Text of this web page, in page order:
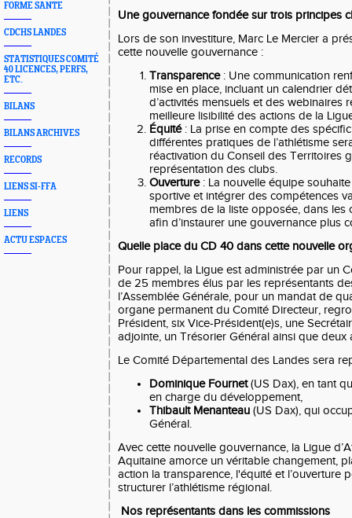
FORME SANTE
CDCHS LANDES
STATISTIQUES COMITÉ
40 LICENCES, PERFS,
ETC.
BILANS
BILANS ARCHIVES
RECORDS
LIENS SI-FFA
LIENS
ACTU ESPACES
Une gouvernance fondée sur trois principes
Lors de son investiture, Marc Le Mercier a
cette nouvelle gouvernance :
Transparence: Une communication
mise en place, incluant un calendrier
d’activités mensuels et des webinaires
meilleure lisibilité des actions de la
Équité: La prise en compte des
différentes pratiques de l’athlétisme
réactivation du Conseil des Territoires
représentation des clubs.
Ouverture: La nouvelle équipe
sportive et intégrer des compétences
membres de la liste opposée, dans les
afin d’instaurer une gouvernance plus
Quelle place du CD 40 dans cette nouvelle
Pour rappel, la Ligue est administrée par un
de 25 membres élus par les représentants
l’Assemblée Générale, pour un mandat de
organe permanent du Comité Directeur,
Président, six Vice-Président(e)s, une
adjointe, un Trésorier Général ainsi que deux
Le Comité Départemental des Landes sera
Dominique Fournet(US Dax), en tant
en charge du développement,
Thibault Menanteau (US Dax), qui
Général.
Avec cette nouvelle gouvernance, la Ligue
Aquitaine amorce un véritable changement,
action la transparence, l'équité et l’ouverture
structurer l’athlétisme régional.
Nos représentants dans les commissions